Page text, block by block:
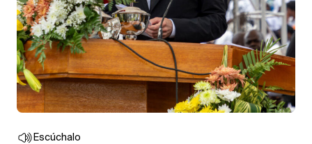
Escúchalo